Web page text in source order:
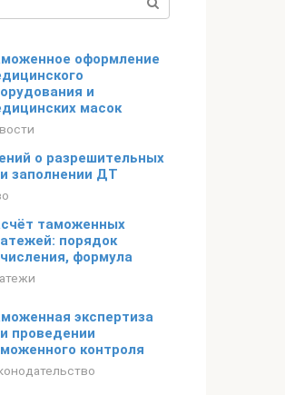
оформление
и
масок
о разрешительных
заполнении ДТ
таможенных
порядок
формула
экспертиза
проведении
контроля